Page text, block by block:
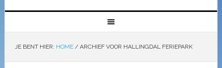
JE BENT HIER: HOME /ARCHIEF VOOR HALLINGDAL FERIEPARK